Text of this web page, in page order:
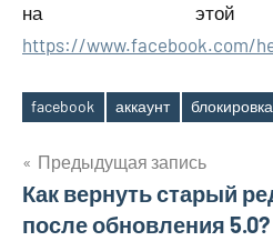
на этой
https://www.facebook.com/
Метки
facebook аккаунт блокировка
Навигация
по
Предыдущая запись
Как вернуть старый
после обновления 5.0?